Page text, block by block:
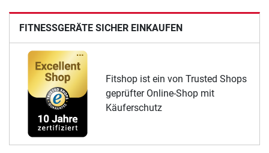
FITNESSGERÄTE SICHER EINKAUFEN
Fitshop ist ein von Trusted Shops
geprüfter Online-Shop mit
Käuferschutz